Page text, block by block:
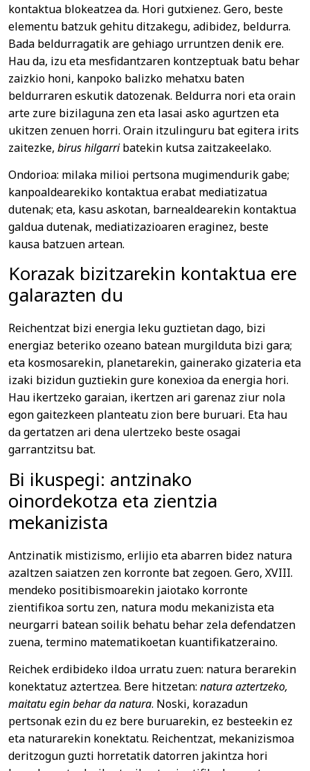
kontaktua blokeatzea da. Hori gutxienez. Gero, beste
elementu batzuk gehitu ditzakegu, adibidez, beldurra.
Bada beldurragatik are gehiago urruntzen denik ere.
Hau da, izu eta mesfidantzaren kontzeptuak batu behar
zaizkio honi, kanpoko balizko mehatxu baten
beldurraren eskutik datozenak. Beldurra nori eta orain
arte zure bizilaguna zen eta lasai asko agurtzen eta
ukitzen zenuen horri. Orain itzulinguru bat egitera irits
zaitezke, birus hilgarribatekin kutsa zaitzakeelako.
Ondorioa: milaka milioi pertsona mugimendurik gabe;
kanpoaldearekiko kontaktua erabat mediatizatua
dutenak; eta, kasu askotan, barnealdearekin kontaktua
galdua dutenak, mediatizazioaren eraginez, beste
kausa batzuen artean.
Korazak bizitzarekin kontaktua ere
galarazten du
Reichentzat bizi energia leku guztietan dago, bizi
energiaz beteriko ozeano batean murgilduta bizi gara;
eta kosmosarekin, planetarekin, gainerako gizateria eta
izaki bizidun guztiekin gure konexioa da energia hori.
Hau ikertzeko garaian, ikertzen ari garenaz ziur nola
egon gaitezkeen planteatu zion bere buruari. Eta hau
da gertatzen ari dena ulertzeko beste osagai
garrantzitsu bat.
Bi ikuspegi: antzinako
oinordekotza eta zientzia
mekanizista
Antzinatik mistizismo, erlijio eta abarren bidez natura
azaltzen saiatzen zen korronte bat zegoen. Gero, XVIII.
mendeko positibismoarekin jaiotako korronte
zientifikoa sortu zen, natura modu mekanizista eta
neurgarri batean soilik behatu behar zela defendatzen
zuena, termino matematikoetan kuantifikatzeraino.
Reichek erdibideko ildoa urratu zuen: natura berarekin
konektatuz aztertzea. Bere hitzetan: natura aztertzeko,
maitatu egin behar da natura. Noski, korazadun
pertsonak ezin du ez bere buruarekin, ez besteekin ez
eta naturarekin konektatu. Reichentzat, mekanizismoa
deritzogun guzti horretatik datorren jakintza hori